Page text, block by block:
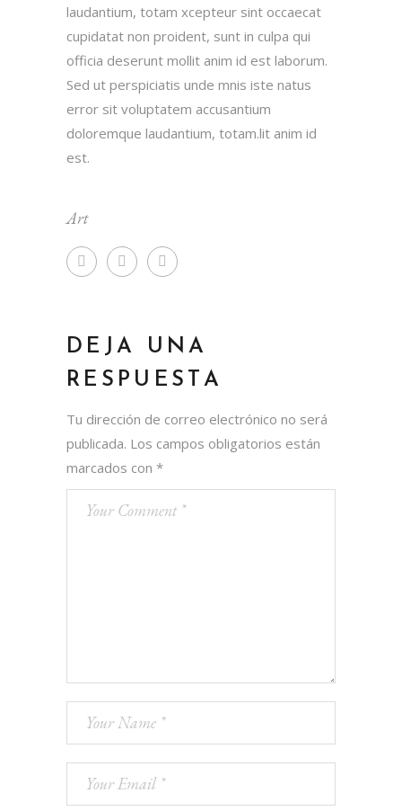
laudantium, totam xcepteur sint occaecat
cupidatat non proident, sunt in culpa qui
officia deserunt mollit anim id est laborum.
Sed ut perspiciatis unde mnis iste natus
error sit voluptatem accusantium
doloremque laudantium, totam.lit anim id
est.
Art
DEJA UNA
RESPUESTA
Tu dirección de correo electrónico no será
publicada. Los campos obligatorios están
marcados con *